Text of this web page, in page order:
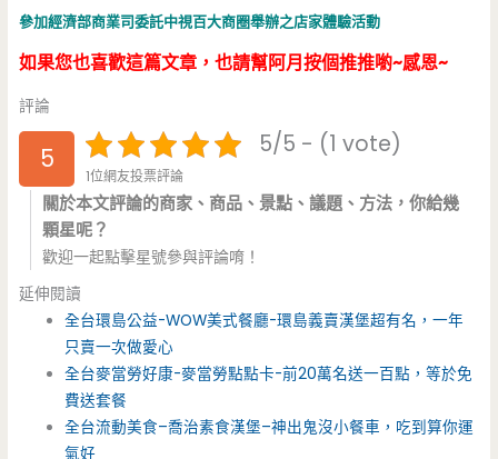
參加經濟部商業司委託中視百大商圈舉辦之店家體驗活動
如果您也喜歡這篇文章，也請幫阿月按個推推喲~感恩~
評論
5 5/5 - (1 vote)
1位網友投票評論
關於本文評論的商家、商品、景點、議題、方法，你給幾
顆星呢？
歡迎一起點擊星號參與評論唷！
延伸閱讀
全台環島公益-WOW美式餐廳-環島義賣漢堡超有名，一年
只賣一次做愛心
全台麥當勞好康-麥當勞點點卡-前20萬名送一百點，等於免
費送套餐
全台流動美食–喬治素食漢堡–神出鬼沒小餐車，吃到算你運
氣好